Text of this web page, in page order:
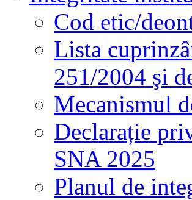
Cod etic/
Lista
251/2004 şi
Mecanismul
Declarație
SNA 2025
Planul de